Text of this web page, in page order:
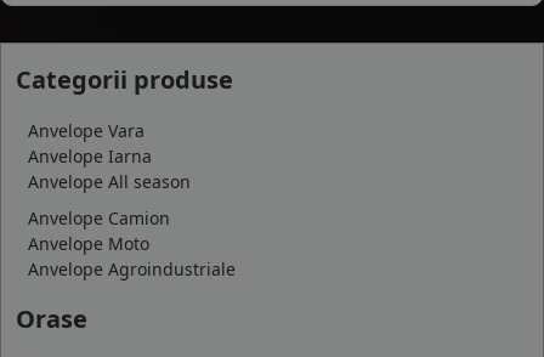
Categorii produse
Anvelope Vara
Anvelope Iarna
Anvelope All season
Anvelope Camion
Anvelope Moto
Anvelope Agroindustriale
Orase